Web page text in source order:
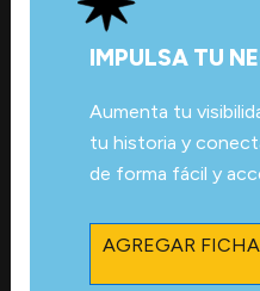
IMPULSA TU
Aumenta tu
tu historia y
de forma fácil y
AGREGAR FICHA